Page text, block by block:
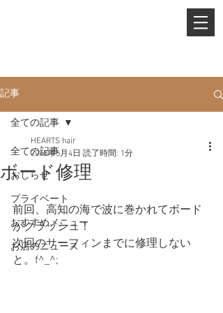
記事
全ての記事
おしらせ
プライベート
おすすめメニュー
お店のニュース
全ての記事
ボード修理
HEARTS hair
2018年5月4日 読了時間: 1分
前回、高知の海で波に巻かれてボード
がクラッシュ！
次回のサーフィンまでに修理しない
と。f^_^;